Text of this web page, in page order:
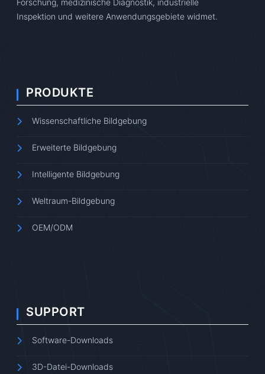
Inspektion und weitere Anwendungsgebiete widmet.
PRODUKTE
Wissenschaftliche Bildgebung
Erweiterte Bildgebung
Intelligente Bildgebung
Weltraum-Bildgebung
OEM/ODM
SUPPORT
Software-Downloads
3D-Datei-Downloads